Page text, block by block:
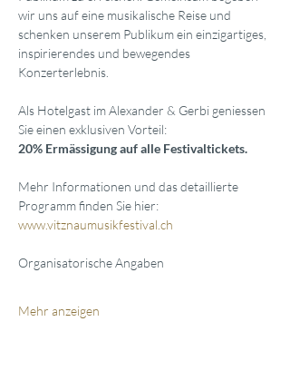
wir uns auf eine musikalische Reise und
schenken unserem Publikum ein einzigartiges,
inspirierendes und bewegendes
Konzerterlebnis.
Als Hotelgast im Alexander & Gerbi geniessen
Sie einen exklusiven Vorteil:
20% Ermässigung auf alle Festivaltickets.
Mehr Informationen und das detaillierte
Programm finden Sie hier:
www.vitznaumusikfestival.ch
Organisatorische Angaben
Mehr anzeigen